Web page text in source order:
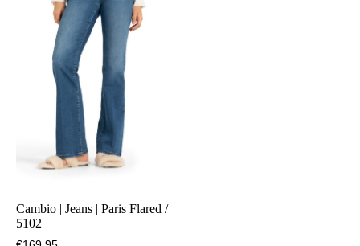
Cambio | Jeans | Paris Flared /
5102